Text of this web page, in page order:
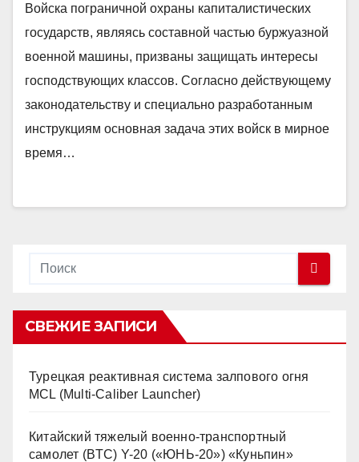
Войска пограничной охраны капиталистических
государств, являясь составной частью буржуазной
военной машины, призваны защищать интересы
господствующих классов. Согласно действующему
законодательству и специально разработанным
инструкциям основная задача этих войск в мирное
время…
СВЕЖИЕ ЗАПИСИ
Турецкая реактивная система залпового огня
MCL (Multi-Caliber Launcher)
Китайский тяжелый военно-транспортный
самолет (BTC) Y-20 («ЮНЬ-20») «Куньпин»